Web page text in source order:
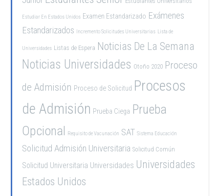
Estudiar En Estados Unidos Examen Estandarizado Exámenes
Estandarizados Incremento Solicitudes Universitarias Lista de
Universidades Listas de Espera Noticias De La Semana
Noticias Universidades Otoño 2020 Proceso
de Admisión Proceso de Solicitud Procesos
de Admisión Prueba Ciega Prueba
Opcional Requisito de Vacunación SAT Sistema Educación
Solicitud Admisión Universitaria Solicitud Común
Solicitud Universitaria Universidades Universidades
Estados Unidos